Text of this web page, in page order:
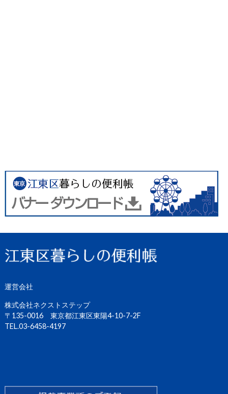
運営会社
株式会社ネクストステップ
〒135-0016 東京都江東区東陽4-10-7-2F
TEL.03-6458-4197